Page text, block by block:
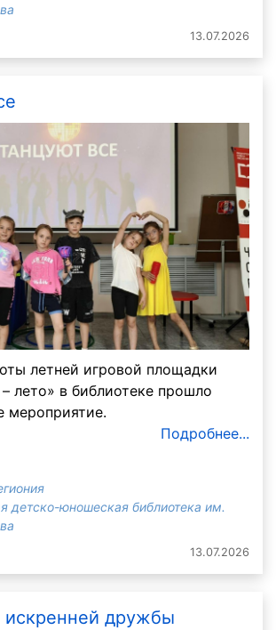
13.07.2026
летней игровой площадки
лето» в библиотеке прошло
мероприятие.
Подробнее...
детско-юношеская библиотека им.
13.07.2026
искренней дружбы